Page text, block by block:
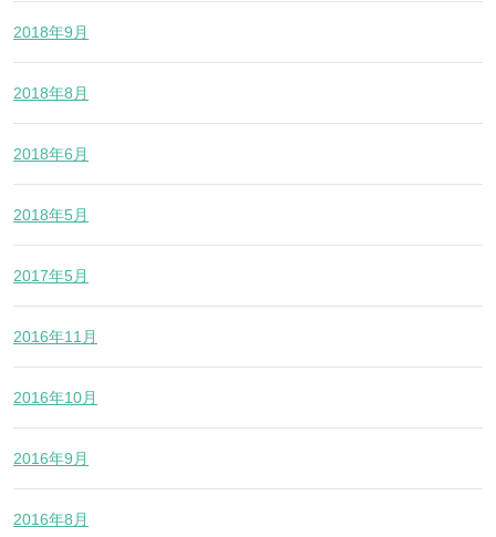
2018年9月
2018年8月
2018年6月
2018年5月
2017年5月
2016年11月
2016年10月
2016年9月
2016年8月